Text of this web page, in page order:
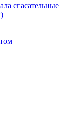
спасательные